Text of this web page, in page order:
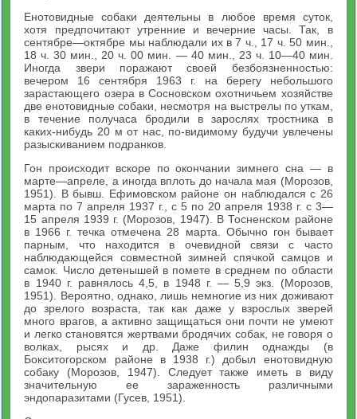
Енотовидные собаки деятельны в любое время суток,
хотя предпочитают утренние и вечерние часы. Так, в
сентябре—октябре мы наблюдали их в 7 ч., 17 ч. 50 мин.,
18 ч. 30 мин., 20 ч. 00 мин. — 40 мин., 23 ч. 10—40 мин.
Иногда звери поражают своей безбоязненностью:
вечером 16 сентября 1963 г. на берегу небольшого
зарастающего озера в Сосновском охотничьем хозяйстве
две енотовидные собаки, несмотря на выстрелы по уткам,
в течение получаса бродили в зарослях тростника в
каких-нибудь 20 м от нас, по-видимому будучи увлечены
разыскиванием подранков.
Гон происходит вскоре по окончании зимнего сна — в
марте—апреле, а иногда вплоть до начала мая (Морозов,
1951). В бывш. Ефимовском районе он наблюдался с 26
марта по 7 апреля 1937 г., с 5 по 20 апреля 1938 г. с 3—
15 апреля 1939 г. (Морозов, 1947). В Тосненском районе
в 1966 г. течка отмечена 28 марта. Обычно гон бывает
парным, что находится в очевидной связи с часто
наблюдающейся совместной зимней спячкой самцов и
самок. Число детенышей в помете в среднем по области
в 1940 г. равнялось 4,5, в 1948 г. — 5,9 экз. (Морозов,
1951). Вероятно, однако, лишь немногие из них доживают
до зрелого возраста, так как даже у взрослых зверей
много врагов, а активно защищаться они почти не умеют
и легко становятся жертвами бродячих собак, не говоря о
волках, рысях и др. Даже филин однажды (в
Бокситогорском районе в 1938 г.) добыл енотовидную
собаку (Морозов, 1947). Следует также иметь в виду
значительную ее зараженность различными
эндопаразитами (Гусев, 1951).